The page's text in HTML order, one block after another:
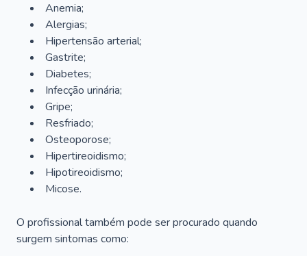
Anemia;
Alergias;
Hipertensão arterial;
Gastrite;
Diabetes;
Infecção urinária;
Gripe;
Resfriado;
Osteoporose;
Hipertireoidismo;
Hipotireoidismo;
Micose.
O profissional também pode ser procurado quando
surgem sintomas como: